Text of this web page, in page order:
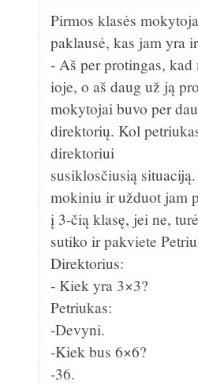
Pirmos klasės
paklausė, kas jam yra
- Aš per protingas,
ioje, o aš daug už ją
mokytojai buvo per
direktorių. Kol
direktoriui
susiklosčiusią
mokiniu ir užduot jam
į 3-čią klasę, jei ne,
sutiko ir pakviete
Direktorius:
- Kiek yra 3×3?
Petriukas:
-Devyni.
-Kiek bus 6×6?
-36.